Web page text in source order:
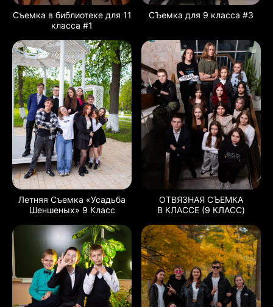
Съемка в библиотеке для 11
класса #1
СЪемка для 9 класса #3
Летняя Съемка «Усадьба
Шеншеных» 9 Класс
ОТВЯЗНАЯ СЪЕМКА
В КЛАССЕ (9 КЛАСС)